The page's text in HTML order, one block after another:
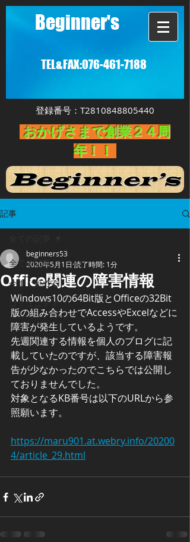
Beginner's
TEL&FAX:076-461-7188
登録番号：T2810848805440
おかげさまで創業２４周
年！！
記事
全ての記事
今すぐ始める
コミュニティ
Office関連の障害情報
beginners53
2020年5月1日 読了時間: 1分
Windows10の64Bit版とOfficeの32Bit
版の組み合わせでAccessやExcelなどに
障害が発生しているようです。
先週関連する情報を個人のブログに記
載していたのですが、該当する障害報
告が少なかったのでこちらでは公開し
ておりませんでした。
対象となるKB番号は以下のURLから参
照願います。
https://maru901.at.webry.info/20200
4/article_29.html